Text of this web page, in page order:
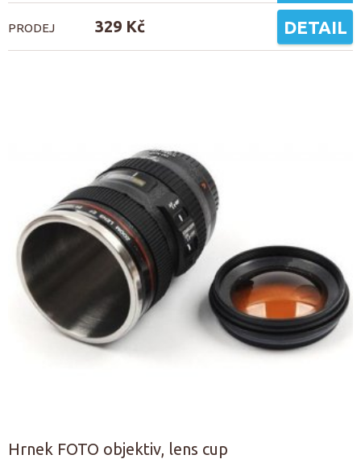
PRODEJ 329 Kč DETAIL
Hrnek FOTO objektiv, lens cup